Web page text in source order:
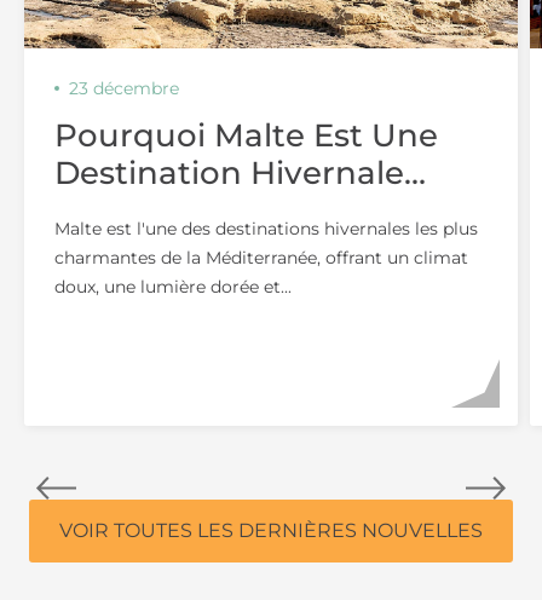
23 décembre
Pourquoi Malte Est Une
Destination Hivernale
Malte est l'une des destinations hivernales les plus
charmantes de la Méditerranée, offrant un climat
doux, une lumière dorée et...
VOIR TOUTES LES DERNIÈRES NOUVELLES